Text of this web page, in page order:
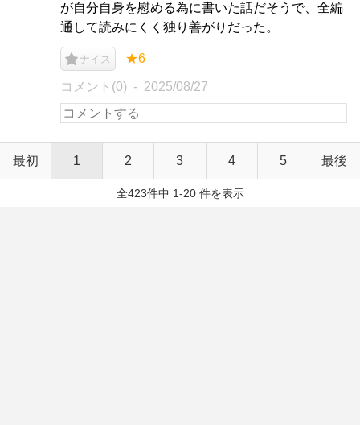
が自分自身を慰める為に書いた話だそうで、全編
通して読みにくく独り善がりだった。
ナイス ★6
コメント(0) 2025/08/27
最初 1 2 3 4 5 最後
全423件中 1-20 件を表示